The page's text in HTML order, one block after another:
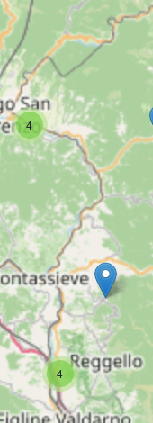
4
4